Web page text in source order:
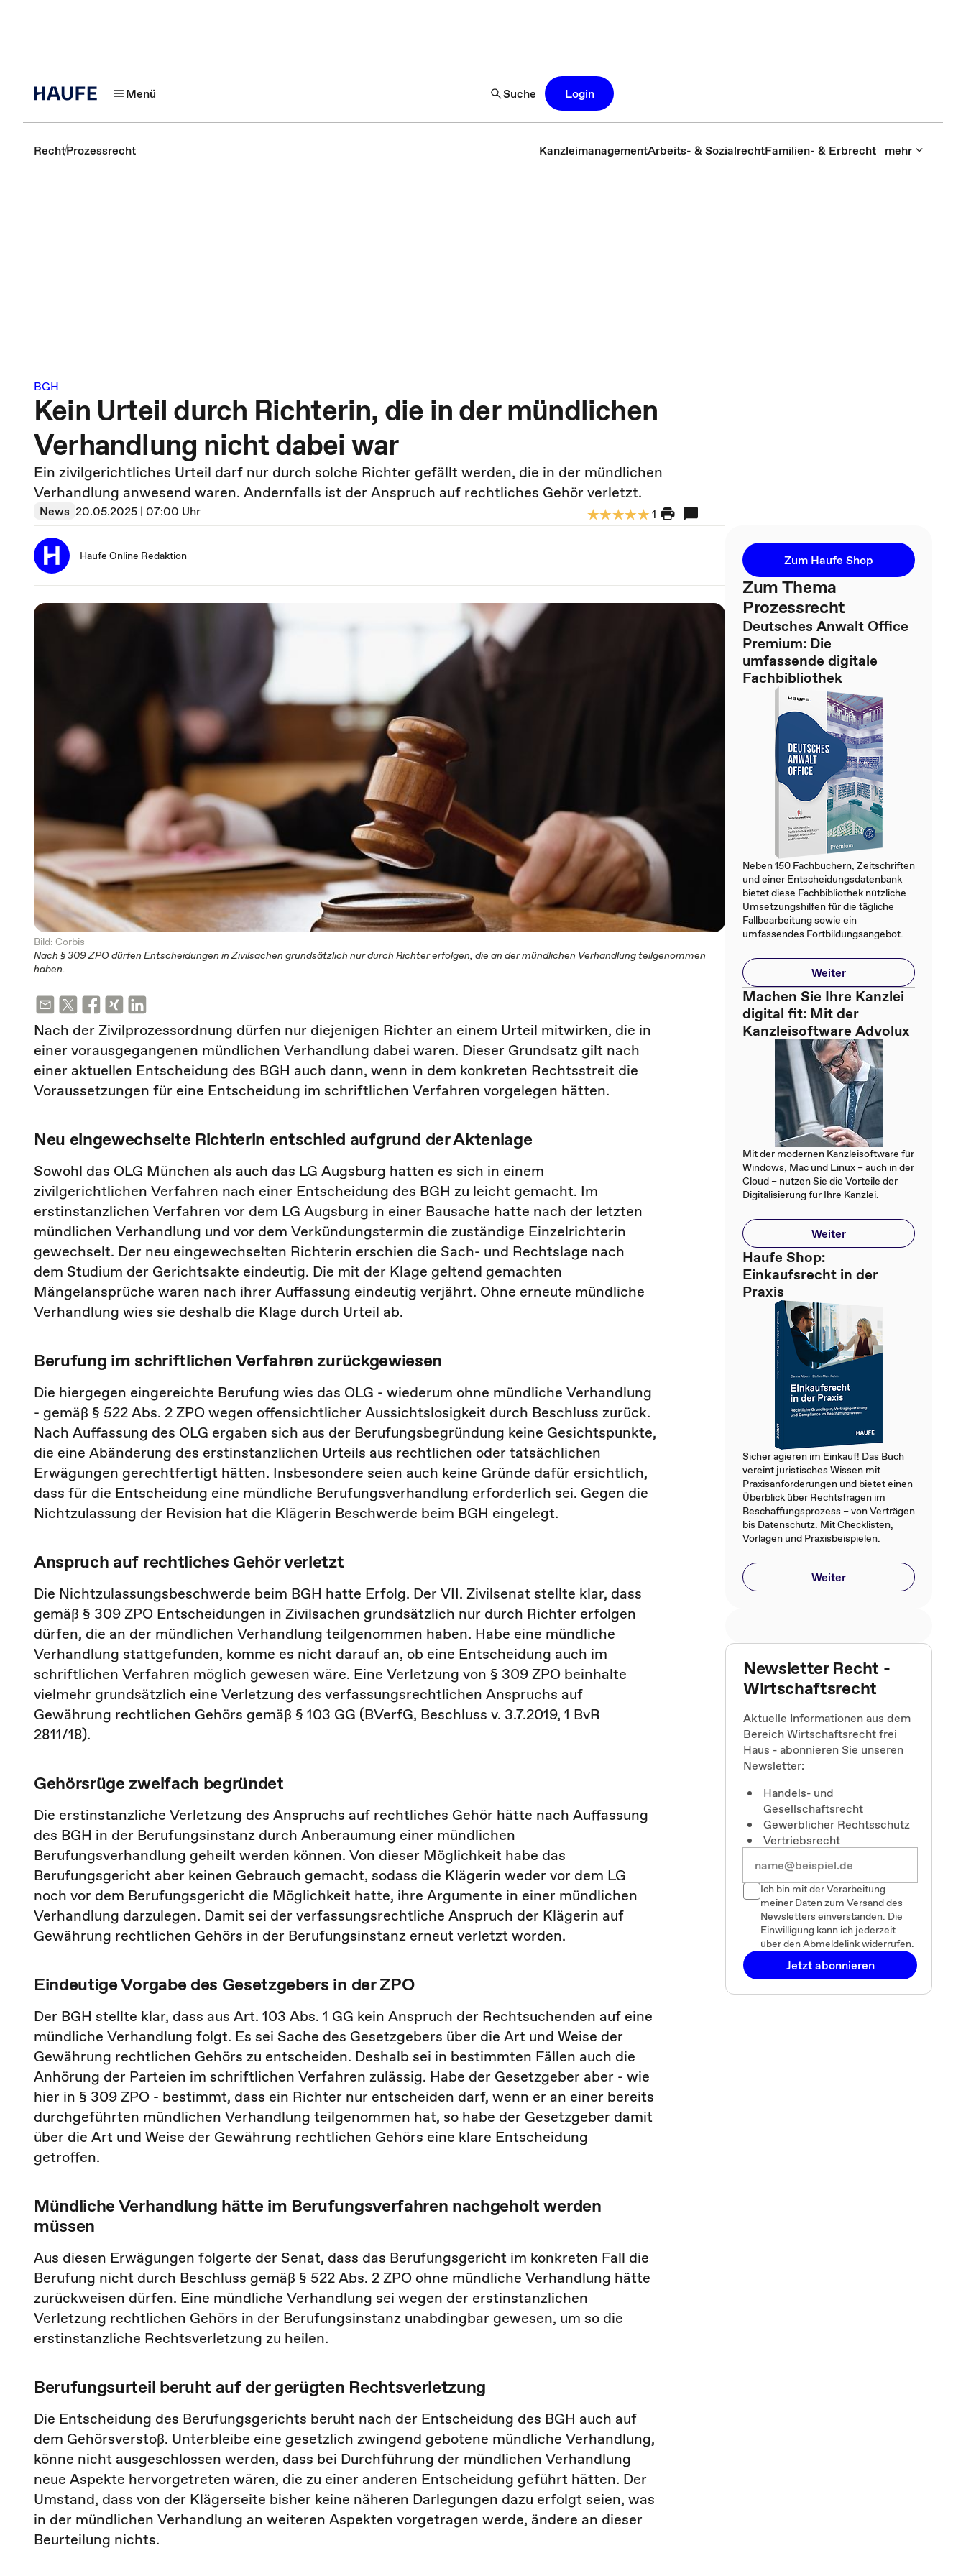
Menü Suche Login
RechtProzessrecht KanzleimanagementArbeits- & SozialrechtFamilien- & Erbrecht mehr
BGH
Kein Urteil durch Richterin, die in der mündlichen
Verhandlung nicht dabei war
Ein zivilgerichtliches Urteil darf nur durch solche Richter gefällt werden, die in der mündlichen
Verhandlung anwesend waren. Andernfalls ist der Anspruch auf rechtliches Gehör verletzt.
News 20.05.2025 | 07:00 Uhr 1
Haufe Online Redaktion
Bild: Corbis
Nach § 309 ZPO dürfen Entscheidungen in Zivilsachen grundsätzlich nur durch Richter erfolgen, die an der mündlichen Verhandlung teilgenommen
haben.
Nach der Zivilprozessordnung dürfen nur diejenigen Richter an einem Urteil mitwirken, die in
einer vorausgegangenen mündlichen Verhandlung dabei waren. Dieser Grundsatz gilt nach
einer aktuellen Entscheidung des BGH auch dann, wenn in dem konkreten Rechtsstreit die
Voraussetzungen für eine Entscheidung im schriftlichen Verfahren vorgelegen hätten.
Neu eingewechselte Richterin entschied aufgrund der Aktenlage
Sowohl das OLG München als auch das LG Augsburg hatten es sich in einem
zivilgerichtlichen Verfahren nach einer Entscheidung des BGH zu leicht gemacht. Im
erstinstanzlichen Verfahren vor dem LG Augsburg in einer Bausache hatte nach der letzten
mündlichen Verhandlung und vor dem Verkündungstermin die zuständige Einzelrichterin
gewechselt. Der neu eingewechselten Richterin erschien die Sach- und Rechtslage nach
dem Studium der Gerichtsakte eindeutig. Die mit der Klage geltend gemachten
Mängelansprüche waren nach ihrer Auffassung eindeutig verjährt. Ohne erneute mündliche
Verhandlung wies sie deshalb die Klage durch Urteil ab.
Berufung im schriftlichen Verfahren zurückgewiesen
Die hiergegen eingereichte Berufung wies das OLG - wiederum ohne mündliche Verhandlung
- gemäß § 522 Abs. 2 ZPO wegen offensichtlicher Aussichtslosigkeit durch Beschluss zurück.
Nach Auffassung des OLG ergaben sich aus der Berufungsbegründung keine Gesichtspunkte,
die eine Abänderung des erstinstanzlichen Urteils aus rechtlichen oder tatsächlichen
Erwägungen gerechtfertigt hätten. Insbesondere seien auch keine Gründe dafür ersichtlich,
dass für die Entscheidung eine mündliche Berufungsverhandlung erforderlich sei. Gegen die
Nichtzulassung der Revision hat die Klägerin Beschwerde beim BGH eingelegt.
Anspruch auf rechtliches Gehör verletzt
Die Nichtzulassungsbeschwerde beim BGH hatte Erfolg. Der VII. Zivilsenat stellte klar, dass
gemäß § 309 ZPO Entscheidungen in Zivilsachen grundsätzlich nur durch Richter erfolgen
dürfen, die an der mündlichen Verhandlung teilgenommen haben. Habe eine mündliche
Verhandlung stattgefunden, komme es nicht darauf an, ob eine Entscheidung auch im
schriftlichen Verfahren möglich gewesen wäre. Eine Verletzung von § 309 ZPO beinhalte
vielmehr grundsätzlich eine Verletzung des verfassungsrechtlichen Anspruchs auf
Gewährung rechtlichen Gehörs gemäß § 103 GG (BVerfG, Beschluss v. 3.7.2019, 1 BvR
2811/18).
Gehörsrüge zweifach begründet
Die erstinstanzliche Verletzung des Anspruchs auf rechtliches Gehör hätte nach Auffassung
des BGH in der Berufungsinstanz durch Anberaumung einer mündlichen
Berufungsverhandlung geheilt werden können. Von dieser Möglichkeit habe das
Berufungsgericht aber keinen Gebrauch gemacht, sodass die Klägerin weder vor dem LG
noch vor dem Berufungsgericht die Möglichkeit hatte, ihre Argumente in einer mündlichen
Verhandlung darzulegen. Damit sei der verfassungsrechtliche Anspruch der Klägerin auf
Gewährung rechtlichen Gehörs in der Berufungsinstanz erneut verletzt worden.
Eindeutige Vorgabe des Gesetzgebers in der ZPO
Der BGH stellte klar, dass aus Art. 103 Abs. 1 GG kein Anspruch der Rechtsuchenden auf eine
mündliche Verhandlung folgt. Es sei Sache des Gesetzgebers über die Art und Weise der
Gewährung rechtlichen Gehörs zu entscheiden. Deshalb sei in bestimmten Fällen auch die
Anhörung der Parteien im schriftlichen Verfahren zulässig. Habe der Gesetzgeber aber - wie
hier in § 309 ZPO - bestimmt, dass ein Richter nur entscheiden darf, wenn er an einer bereits
durchgeführten mündlichen Verhandlung teilgenommen hat, so habe der Gesetzgeber damit
über die Art und Weise der Gewährung rechtlichen Gehörs eine klare Entscheidung
getroffen.
Mündliche Verhandlung hätte im Berufungsverfahren nachgeholt werden
müssen
Aus diesen Erwägungen folgerte der Senat, dass das Berufungsgericht im konkreten Fall die
Berufung nicht durch Beschluss gemäß § 522 Abs. 2 ZPO ohne mündliche Verhandlung hätte
zurückweisen dürfen. Eine mündliche Verhandlung sei wegen der erstinstanzlichen
Verletzung rechtlichen Gehörs in der Berufungsinstanz unabdingbar gewesen, um so die
erstinstanzliche Rechtsverletzung zu heilen.
Berufungsurteil beruht auf der gerügten Rechtsverletzung
Die Entscheidung des Berufungsgerichts beruht nach der Entscheidung des BGH auch auf
dem Gehörsverstoß. Unterbleibe eine gesetzlich zwingend gebotene mündliche Verhandlung,
könne nicht ausgeschlossen werden, dass bei Durchführung der mündlichen Verhandlung
neue Aspekte hervorgetreten wären, die zu einer anderen Entscheidung geführt hätten. Der
Umstand, dass von der Klägerseite bisher keine näheren Darlegungen dazu erfolgt seien, was
in der mündlichen Verhandlung an weiteren Aspekten vorgetragen werde, ändere an dieser
Beurteilung nichts.
Zum Haufe Shop
Zum Thema
Prozessrecht
Deutsches Anwalt Office
Premium: Die
umfassende digitale
Fachbibliothek
Neben 150 Fachbüchern, Zeitschriften
und einer Entscheidungsdatenbank
bietet diese Fachbibliothek nützliche
Umsetzungshilfen für die tägliche
Fallbearbeitung sowie ein
umfassendes Fortbildungsangebot.
Weiter
Machen Sie Ihre Kanzlei
digital fit: Mit der
Kanzleisoftware Advolux
Mit der modernen Kanzleisoftware für
Windows, Mac und Linux – auch in der
Cloud – nutzen Sie die Vorteile der
Digitalisierung für Ihre Kanzlei.
Weiter
Haufe Shop:
Einkaufsrecht in der
Praxis
Sicher agieren im Einkauf! Das Buch
vereint juristisches Wissen mit
Praxisanforderungen und bietet einen
Überblick über Rechtsfragen im
Beschaffungsprozess – von Verträgen
bis Datenschutz. Mit Checklisten,
Vorlagen und Praxisbeispielen.
Weiter
Newsletter Recht -
Wirtschaftsrecht
Aktuelle Informationen aus dem
Bereich Wirtschaftsrecht frei
Haus - abonnieren Sie unseren
Newsletter:
Handels- und
Gesellschaftsrecht
Gewerblicher Rechtsschutz
Vertriebsrecht
Ich bin mit der Verarbeitung
meiner Daten zum Versand des
Newsletters einverstanden. Die
Einwilligung kann ich jederzeit
über den Abmeldelink widerrufen.
Jetzt abonnieren